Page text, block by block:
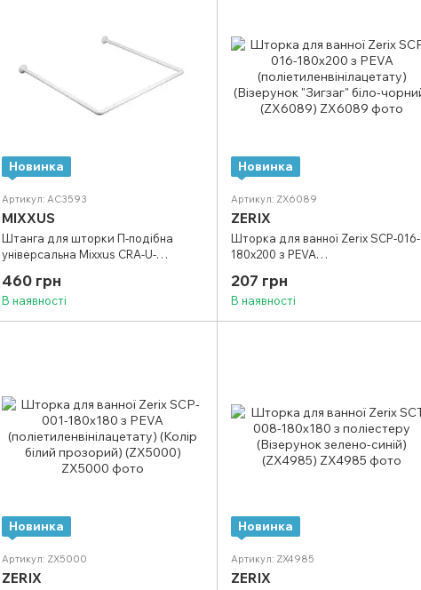
Новинка
Артикул: AC3593
MIXXUS
Штанга для шторки П-подібна
універсальна Mixxus CRA-U-
270cm (алюміній) (БЛІСТЕР)
(AC3593)
460 грн
В наявності
Новинка
Артикул: ZX6089
ZERIX
Шторка для ванної Zerix SCP-016-
180x200 з PEVA
(Візерунок "Зигзаг" біло-чорний)
(ZX6089)
207 грн
В наявності
Новинка
Артикул: ZX5000
ZERIX
Новинка
Артикул: ZX4985
ZERIX